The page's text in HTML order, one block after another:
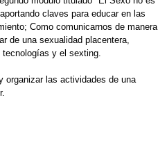
claves para educar en las
Como comunicarnos de manera
de una sexualidad placentera,
y el sexting.
organizar las actividades de una